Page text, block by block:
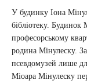
У будинку Іона
бібліотеку.
професорському
родина Мінулеску.
псевдомузей лише
Міоара Мінулеску